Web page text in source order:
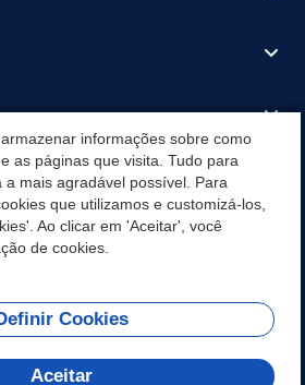
REDE DE PROTEÇÃO ÀS MULHERES
COM AÇÕES DE
informações sobre como
as páginas que visita. Tudo para
mais agradável possível. Para
que utilizamos e customizá-los,
Ao clicar em 'Aceitar', você
de cookies.
Cookies
Aceitar
Olá! Como
posso te ajudar?